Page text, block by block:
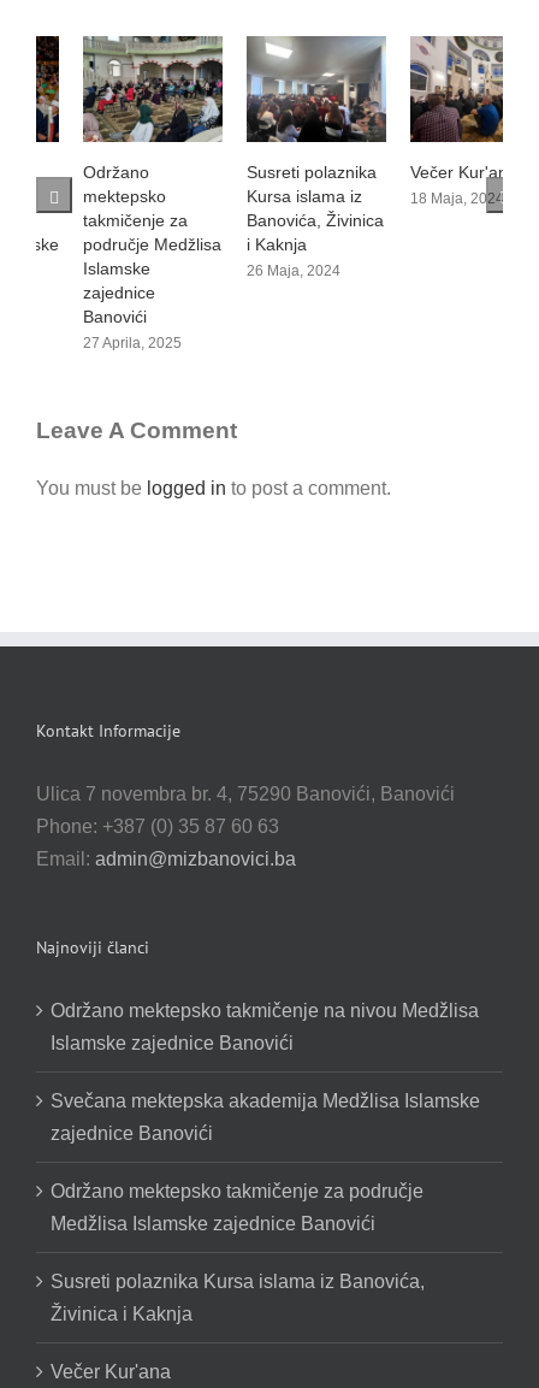
Održano
mektepsko
takmičenje za
područje Medžlisa
Islamske
zajednice
Banovići
27 Aprila, 2025
Susreti polaznika
Kursa islama iz
Banovića, Živinica
i Kaknja
26 Maja, 2024
Večer Kur'ana
18 Maja, 2024
Leave A Comment
You must be logged in to post a comment.
Kontakt Informacije
Ulica 7 novembra br. 4, 75290 Banovići, Banovići
Phone: +387 (0) 35 87 60 63
Email: admin@mizbanovici.ba
Najnoviji članci
Održano mektepsko takmičenje na nivou Medžlisa
Islamske zajednice Banovići
Svečana mektepska akademija Medžlisa Islamske
zajednice Banovići
Održano mektepsko takmičenje za područje
Medžlisa Islamske zajednice Banovići
Susreti polaznika Kursa islama iz Banovića,
Živinica i Kaknja
Večer Kur'ana